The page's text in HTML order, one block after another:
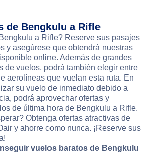
de Bengkulu a Rifle
a Rifle? Reserve sus pasajes
y asegúrese que obtendrá nuestras
online. Además de grandes
de vuelos, podrá también elegir entre
aerolíneas que vuelan esta ruta. En
su vuelo de inmediato debido a
podrá aprovechar ofertas y
de última hora de Bengkulu a Rifle.
Obtenga ofertas atractivas de
y ahorre como nunca. ¡Reserve sus
vuelos baratos de Bengkulu